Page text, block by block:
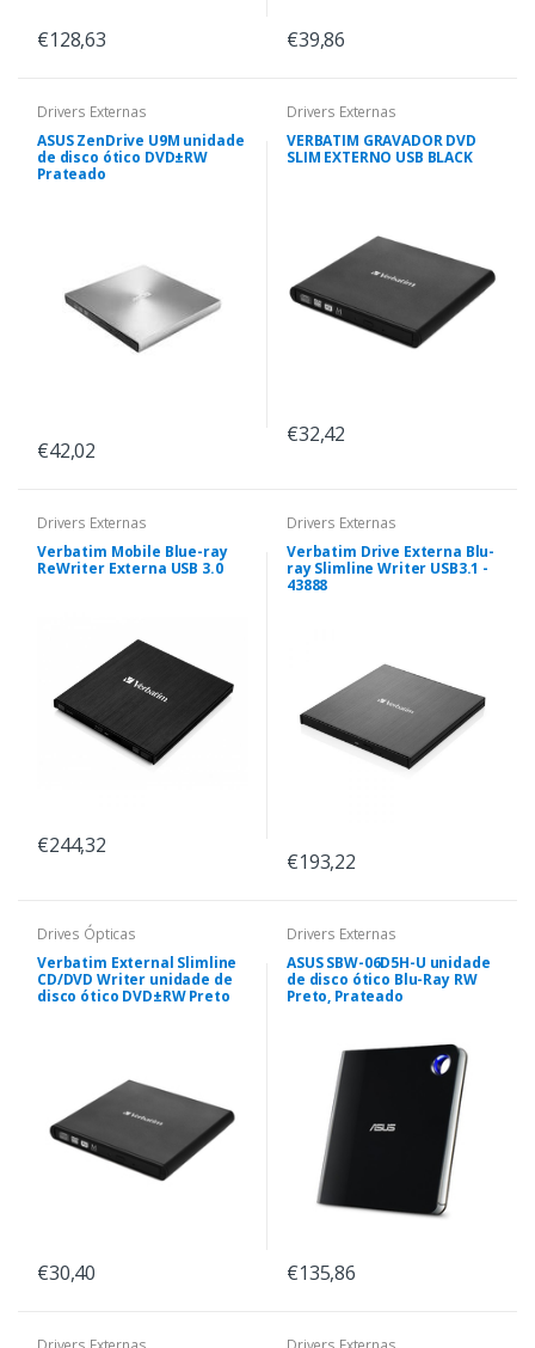
€128,63 €39,86
Drivers Externas
ASUS ZenDrive U9M unidade
de disco ótico DVD±RW
Prateado
€42,02
Drivers Externas
VERBATIM GRAVADOR DVD
SLIM EXTERNO USB BLACK
€32,42
Drivers Externas
Verbatim Mobile Blue-ray
ReWriter Externa USB 3.0
€244,32
Drivers Externas
Verbatim Drive Externa Blu-
ray Slimline Writer USB3.1 -
43888
€193,22
Drives Ópticas
Verbatim External Slimline
CD/DVD Writer unidade de
disco ótico DVD±RW Preto
€30,40
Drivers Externas
ASUS SBW-06D5H-U unidade
de disco ótico Blu-Ray RW
Preto, Prateado
€135,86